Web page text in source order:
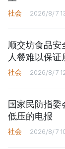
社会 2026/8/7
顺交坊食品安
人餐难以保证
社会 2026/8/7
国家民防指委
低压的电报
社会 2026/8/7